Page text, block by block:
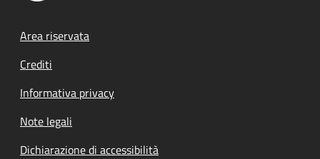
Footer menu
Area riservata
Crediti
Informativa privacy
Note legali
Dichiarazione di accessibilità